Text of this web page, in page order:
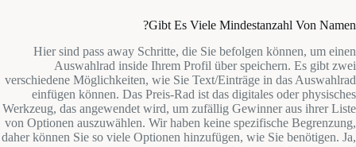
Gibt Es Viele Mindestanzahl Von Namen?
Hier sind pass away Schritte, die Sie befolgen können, um einen
Auswahlrad inside Ihrem Profil über speichern. Es gibt zwei
verschiedene Möglichkeiten, wie Sie Text/Einträge in das Auswahlrad
einfügen können. Das Preis-Rad ist das digitales oder physisches
Werkzeug, das angewendet wird, um zufällig Gewinner aus ihrer Liste
von Optionen auszuwählen. Wir haben keine spezifische Begrenzung,
daher können Sie so viele Optionen hinzufügen, wie Sie benötigen. Ja,